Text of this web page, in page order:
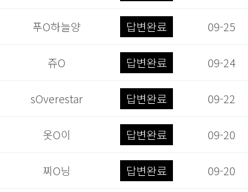
푸O하늘양 답변완료 09-25
쥬O 답변완료 09-24
sOverestar 답변완료 09-22
옷O이 답변완료 09-20
찌O닝 답변완료 09-20